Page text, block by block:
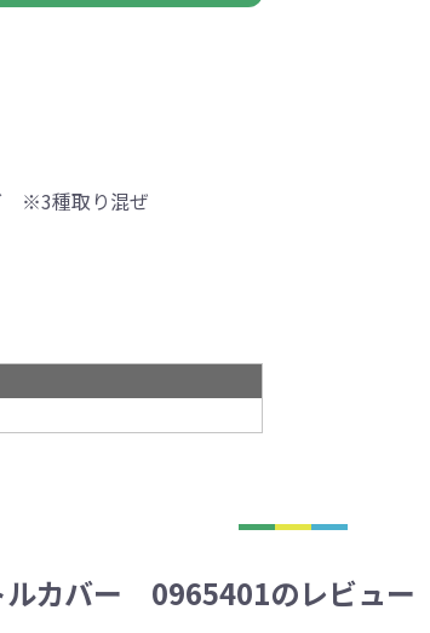
※3種取り混ぜ
ルカバー 0965401のレビュー